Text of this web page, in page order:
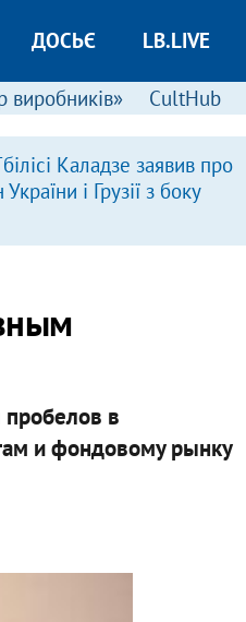
ДОСЬЄ LB.LIVE
виробників» CultHub
Каладзе заявив про
і Грузії з боку
в
и фондовому рынку